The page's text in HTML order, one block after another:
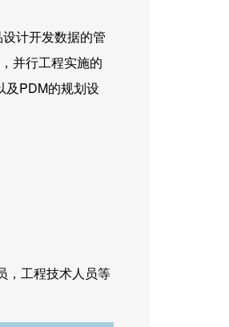
计开发数据的管
并行工程实施的
及PDM的规划设
，工程技术人员等